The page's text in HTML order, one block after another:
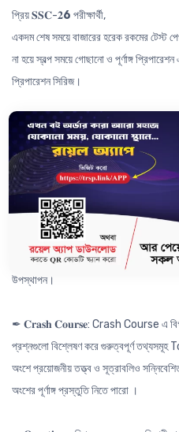
প্রিয় 𝐒𝐒𝐂-𝟐6 পরীক্ষার্থী,
একদম শেষ সময়ে বাজারের হরেক রকমের টেস্ট
না হয়ে স্বল্প সময়ে গোছানো ও পূর্ণাঙ্গ
প্রিপারেশন সিরিজ।
যেখানে থাকছে -
✒ 𝐂𝐨𝐦𝐩𝐫𝐞𝐡𝐞𝐧𝐬𝐢𝐯𝐞 𝐐𝐮𝐞𝐬𝐭𝐢𝐨𝐧: বিগত
প্রতিটি অধ্যায়ের ২-৩ টি CQ যা অনুশীলনের
Concept তো কাভার হবেই; সাথে বিগত
✒ 𝐁𝐨𝐚𝐫𝐝 𝐀𝐧𝐚𝐥𝐲𝐬𝐢𝐬: বোর্ড এনালাইসিস এর
জন্য কোন Topic টি কোন বোর্ডের জন্য কতটা
উপস্থাপন।
✒ 𝐂𝐫𝐚𝐬𝐡 𝐂𝐨𝐮𝐫𝐬𝐞: Crash Course এ বিগত
প্রশ্নগুলো বিশ্লেষণ করে গুরুত্বপূর্ণ তথ্যসমূহ
অংশে প্রয়োজনীয় তত্ত্ব ও সূত্রাবলিও
অংশের পূর্ণাঙ্গ প্রস্তুতি নিতে পারো ।